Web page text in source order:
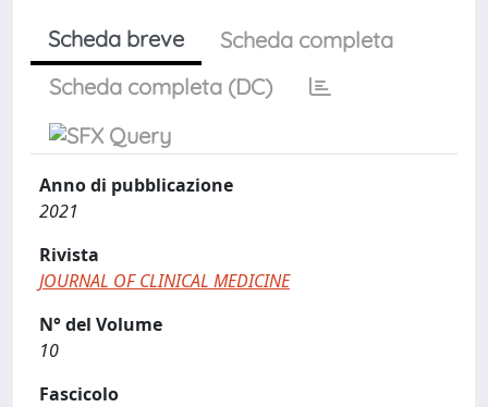
Scheda breve
Scheda completa
Scheda completa (DC)
Anno di pubblicazione
2021
Rivista
JOURNAL OF CLINICAL MEDICINE
N° del Volume
10
Fascicolo